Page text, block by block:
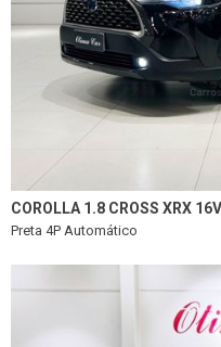
COROLLA 1.8 CROSS XRX
Preta 4P Automático